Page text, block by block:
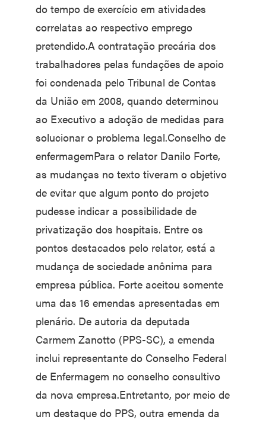
do tempo de exercício em atividades
correlatas ao respectivo emprego
pretendido.A contratação precária dos
trabalhadores pelas fundações de apoio
foi condenada pelo Tribunal de Contas
da União em 2008, quando determinou
ao Executivo a adoção de medidas para
solucionar o problema legal.Conselho de
enfermagemPara o relator Danilo Forte,
as mudanças no texto tiveram o objetivo
de evitar que algum ponto do projeto
pudesse indicar a possibilidade de
privatização dos hospitais. Entre os
pontos destacados pelo relator, está a
mudança de sociedade anônima para
empresa pública. Forte aceitou somente
uma das 16 emendas apresentadas em
plenário. De autoria da deputada
Carmem Zanotto (PPS-SC), a emenda
inclui representante do Conselho Federal
de Enfermagem no conselho consultivo
da nova empresa.Entretanto, por meio de
um destaque do PPS, outra emenda da